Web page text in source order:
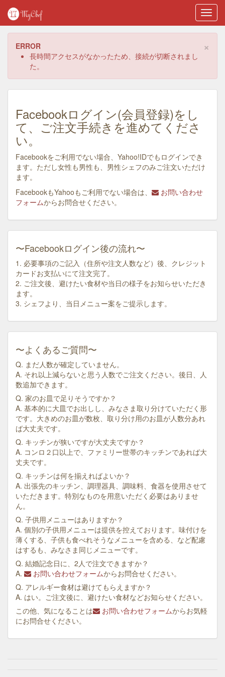
×
ERROR
長時間アクセスがなかったため、接続が切断されまし
た。
Facebookログイン(会員登録)をし
て、ご注文手続きを進めてくださ
い。
Facebookをご利用でない場合、Yahoo!IDでもログインでき
ます。ただし女性も男性も、男性シェフのみご注文いただけ
ます。
FacebookもYahooもご利用でない場合は、
お問い合わせ
フォームからお問合せください。
〜Facebookログイン後の流れ〜
1. 必要事項のご記入（住所や注文人数など）後、クレジット
カードお支払いにて注文完了。
2. ご注文後、避けたい食材や当日の様子をお知らせいただき
ます。
3. シェフより、当日メニュー案をご提示します。
〜よくあるご質問〜
Q. まだ人数が確定していません。
A. それ以上減らないと思う人数でご注文ください。後日、人
数追加できます。
Q. 家のお皿で足りそうですか？
A. 基本的に大皿でお出しし、みなさま取り分けていただく形
です。大きめのお皿が数枚、取り分け用のお皿が人数分あれ
ば大丈夫です。
Q. キッチンが狭いですが大丈夫ですか？
A. コンロ２口以上で、ファミリー世帯のキッチンであれば大
丈夫です。
Q. キッチンは何を揃えればよいか？
A. 出張先のキッチン、調理器具、調味料、食器を使用させて
いただきます。特別なものを用意いただく必要はありませ
ん。
Q. 子供用メニューはありますか？
A. 個別の子供用メニューは提供を控えております。味付けを
薄くする、子供も食べれそうなメニューを含める、など配慮
はするも、みなさま同じメニューです。
Q. 結婚記念日に、2人で注文できますか？
A.
お問い合わせフォームからお問合せください。
Q. アレルギー食材は避けてもらえますか？
A. はい。ご注文後に、避けたい食材などお知らせください。
この他、気になることは
お問い合わせフォームからお気軽
にお問合せください。